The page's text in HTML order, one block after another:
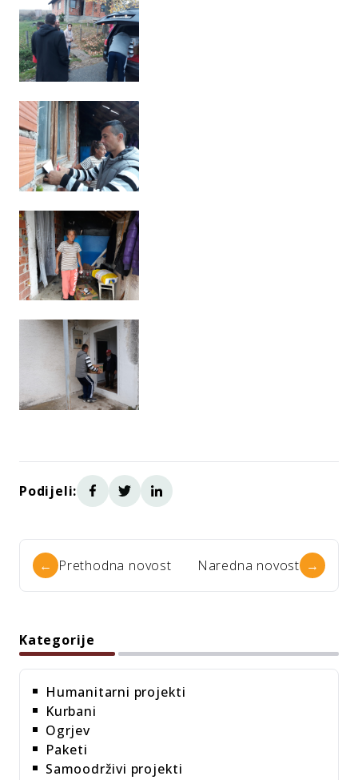
Podijeli:
← Prethodna novost Naredna novost →
Kategorije
Humanitarni projekti
Kurbani
Ogrjev
Paketi
Samoodrživi projekti